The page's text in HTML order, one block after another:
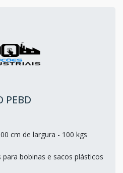
PEBD
cm de largura - 100 kgs
bobinas e sacos plásticos